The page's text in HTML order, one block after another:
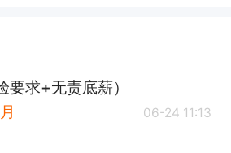
求+无责底薪）
06-24 11:13